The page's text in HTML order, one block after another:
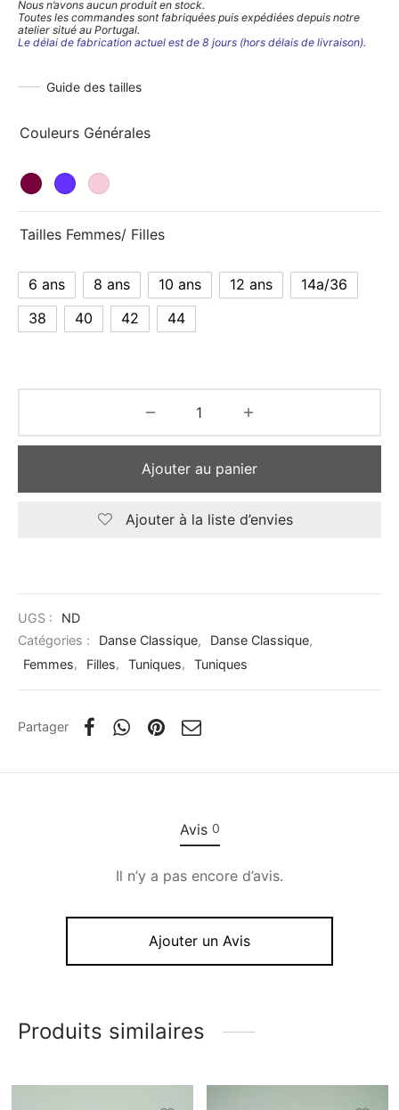
Nous n’avons aucun produit en stock.
Toutes les commandes sont fabriquées puis expédiées depuis notre
atelier situé au Portugal.
Le délai de fabrication actuel est de 8 jours (hors délais de livraison).
Guide des tailles
Couleurs Générales
Tailles Femmes/ Filles
6 ans 8 ans 10 ans 12 ans
14a/36
38
40 42 44
Ajouter au panier
Ajouter à la liste d’envies
UGS :
ND
Catégories :
Danse Classique, Danse Classique,
Femmes, Filles, Tuniques, Tuniques
Partager
Avis 0
Il n’y a pas encore d’avis.
Ajouter un Avis
Produits similaires